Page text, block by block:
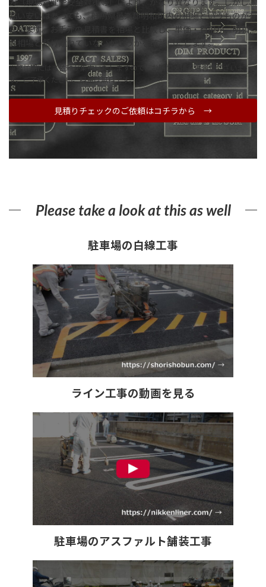
方（現場管理や安全対策等）により、かなり異なります。しかし、
高い安いはあっても、群馬県邑楽郡明和町内の相場というものが存
在します。お手元の見積書を相場と比較し、単価・費用が、明和
の相場と懸け離れていないかどうかを確認いたします。
※繁忙期にはご依頼が集中いたしますので、お時間を頂く場合がございま
す。ご了承ください。料金は無料です。
見積りチェックのご依頼はコチラから →
Please take a look at this as well
駐車場の白線工事
ライン工事の動画を見る
駐車場のアスファルト舗装工事